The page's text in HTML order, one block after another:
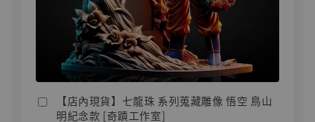
【店內現貨】七龍珠 系列蒐藏雕像 悟空 鳥山
明紀念款 [奇蹟工作室]